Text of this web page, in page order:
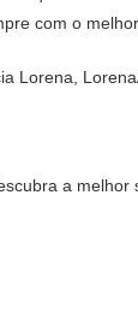
com o
Lorena,
a